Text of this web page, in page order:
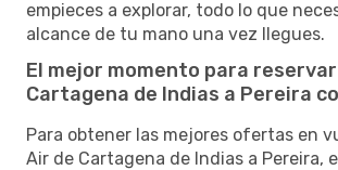
empieces a explorar, todo lo que
alcance de tu mano una vez llegues.
El mejor momento para
Cartagena de Indias a Pereira
Para obtener las mejores ofertas en
Air de Cartagena de Indias a Pereira,